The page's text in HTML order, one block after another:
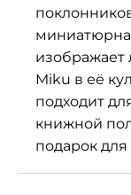
Miku в её
подходит
книжной
подарок